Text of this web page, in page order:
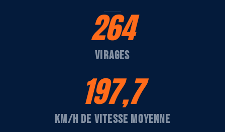
264
virages
197,7
km/h de vitesse moyenne